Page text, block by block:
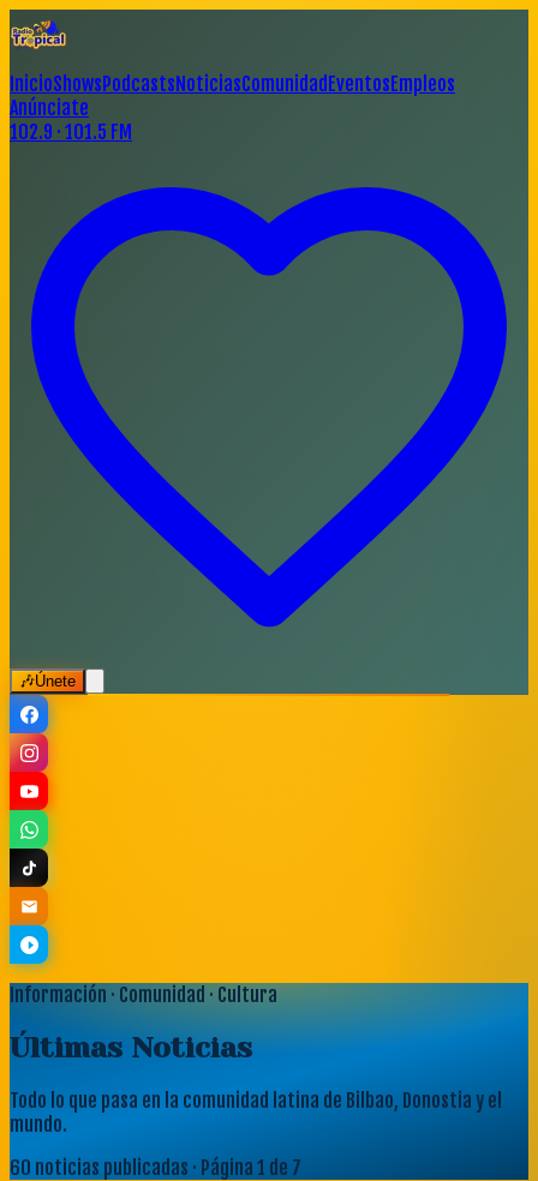
InicioShows Podcasts NoticiasComunidad Eventos Empleos
Anúnciate
102.9 · 101.5 FM
🎶Únete
Información · Comunidad · Cultura
Últimas Noticias
Todo lo que pasa en la comunidad latina de Bilbao, Donostia y el
mundo.
60 noticias publicadas · Página 1 de 7